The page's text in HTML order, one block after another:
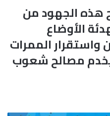
هذه الجهود من
الأوضاع
واستقرار الممرات
يخدم مصالح شعوب